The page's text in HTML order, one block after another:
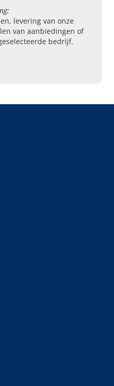
levering van onze
van aanbiedingen of
bedrijf.